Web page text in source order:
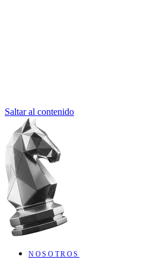
Saltar al contenido
NOSOTROS